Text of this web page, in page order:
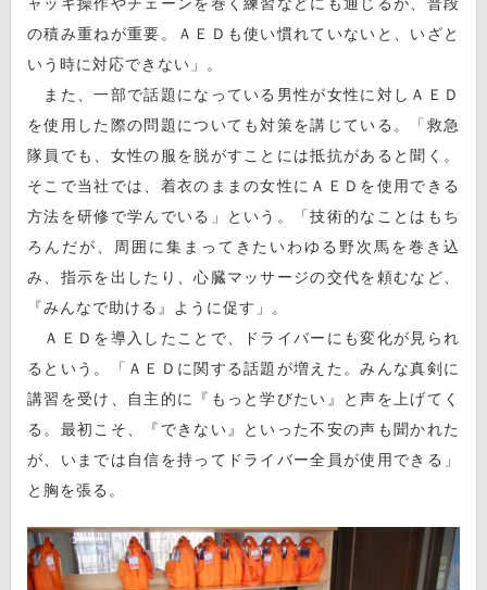
の積み重ねが重要。ＡＥＤも使い慣れていないと、いざと
いう時に対応できない」。
また、一部で話題になっている男性が女性に対しＡＥＤ
を使用した際の問題についても対策を講じている。「救急
隊員でも、女性の服を脱がすことには抵抗があると聞く。
そこで当社では、着衣のままの女性にＡＥＤを使用できる
方法を研修で学んでいる」という。「技術的なことはもち
ろんだが、周囲に集まってきたいわゆる野次馬を巻き込
み、指示を出したり、心臓マッサージの交代を頼むなど、
『みんなで助ける』ように促す」。
ＡＥＤを導入したことで、ドライバーにも変化が見られ
るという。「ＡＥＤに関する話題が増えた。みんな真剣に
講習を受け、自主的に『もっと学びたい』と声を上げてく
る。最初こそ、『できない』といった不安の声も聞かれた
が、いまでは自信を持ってドライバー全員が使用できる」
と胸を張る。